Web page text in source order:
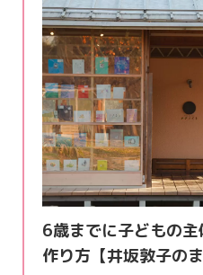
6歳までに子どもの
作り方【井坂敦子の